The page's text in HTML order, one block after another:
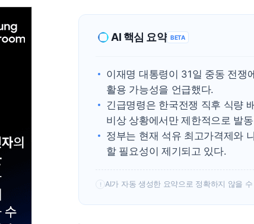
AI 핵심 요약 BETA
이재명 대통령이 31일 중동 전쟁
활용 가능성을 언급했다.
긴급명령은 한국전쟁 직후 식량
비상 상황에서만 제한적으로 발
정부는 현재 석유 최고가격제와
할 필요성이 제기되고 있다.
! AI가 자동 생성한 요약으로 정확하지 않을